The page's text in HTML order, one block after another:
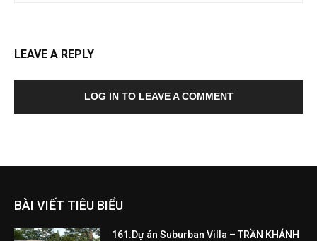
LEAVE A REPLY
LOG IN TO LEAVE A COMMENT
BÀI VIẾT TIÊU BIỂU
161.Dự án Suburban Villa – TRẦN KHÁNH